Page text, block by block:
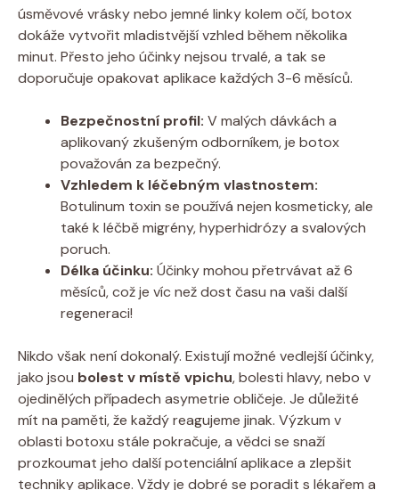
úsměvové vrásky nebo jemné linky kolem očí, botox
dokáže vytvořit mladistvější vzhled během několika
minut. Přesto jeho účinky nejsou trvalé, a tak se
doporučuje opakovat aplikace každých 3-6 měsíců.
Bezpečnostní profil: V malých dávkách a
aplikovaný zkušeným odborníkem, je botox
považován za bezpečný.
Vzhledem k léčebným vlastnostem:
Botulinum toxin se používá nejen kosmeticky, ale
také k léčbě migrény, hyperhidrózy a svalových
poruch.
Délka účinku: Účinky mohou přetrvávat až 6
měsíců, což je víc než dost času na vaši další
regeneraci!
Nikdo však není dokonalý. Existují možné vedlejší účinky,
jako jsou bolest v místě vpichu, bolesti hlavy, nebo v
ojedinělých případech asymetrie obličeje. Je důležité
mít na paměti, že každý reagujeme jinak. Výzkum v
oblasti botoxu stále pokračuje, a vědci se snaží
prozkoumat jeho další potenciální aplikace a zlepšit
techniky aplikace. Vždy je dobré se poradit s lékařem a